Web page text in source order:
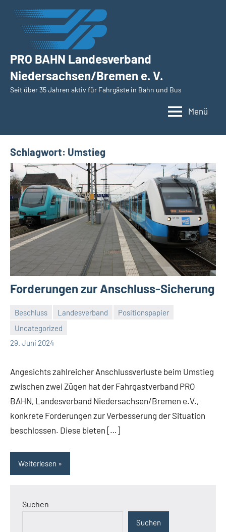
Inhalt
springen
PRO BAHN Landesverband
Niedersachsen/Bremen e. V.
Seit über 35 Jahren aktiv für Fahrgäste in Bahn und Bus
Menü
Schlagwort: Umstieg
Forderungen zur Anschluss-Sicherung
Beschluss Landesverband
Positionspapier
Uncategorized
29. Juni 2024
Malte
Diehl
Keine
Kommentare
Angesichts zahlreicher Anschlussverluste beim Umstieg
zwischen zwei Zügen hat der Fahrgastverband PRO
BAHN, Landesverband Niedersachsen/Bremen e.V.,
konkrete Forderungen zur Verbesserung der Situation
beschlossen. Diese bieten […]
Weiterlesen
Suchen
Suchen